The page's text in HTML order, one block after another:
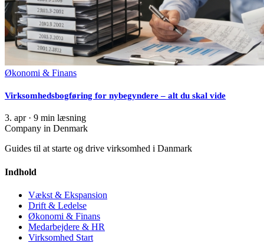
Økonomi & Finans
Virksomhedsbogføring for nybegyndere – alt du skal vide
3. apr · 9 min læsning
Company in Denmark
Guides til at starte og drive virksomhed i Danmark
Indhold
Vækst & Ekspansion
Drift & Ledelse
Økonomi & Finans
Medarbejdere & HR
Virksomhed Start